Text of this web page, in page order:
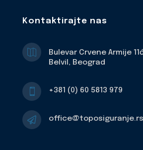
Kontaktirajte nas

Bulevar Crvene Armije
Belvil, Beograd
 +381 (0) 60 5813 979
 office@toposiguranje.rs